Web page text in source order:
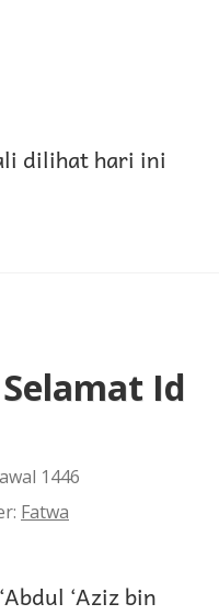
dilihat hari ini
Id
1446
Fatwa